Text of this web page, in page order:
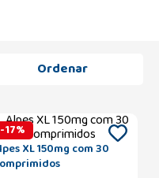
-17%
XL 150mg com 30